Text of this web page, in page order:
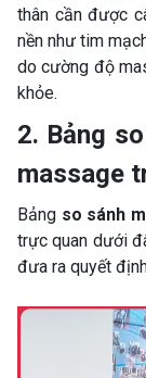
thân cần được
nền như tim
do cường độ
khỏe.
2. Bảng
massage
Bảng so sánh
trực quan dưới
đưa ra quyết